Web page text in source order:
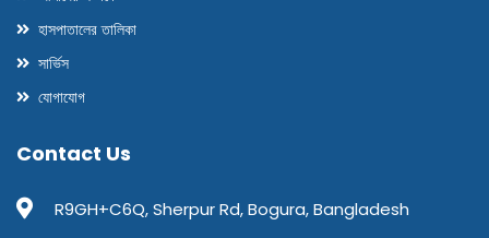
হাসপাতালের তালিকা
সার্ভিস
যোগাযোগ
Contact Us
R9GH+C6Q, Sherpur Rd, Bogura, Bangladesh